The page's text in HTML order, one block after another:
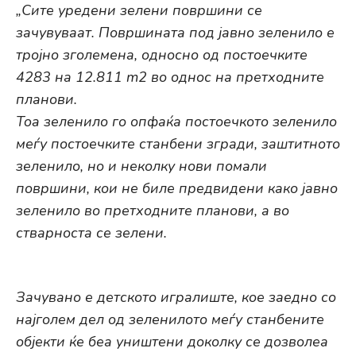
„Сите уредени зелени површини се
зачувуваат. Површината под јавно зеленило е
тројно зголемена, односно од постоечките
4283 на 12.811 m2 во однос на претходните
планови.
Toa зеленило го опфаќа постоечкото зеленило
меѓу постоечките станбени згради, заштитното
зеленило, но и неколку нови помали
површини, кои не биле предвидени како јавно
зеленило во претходните планови, а во
стварноста се зелени.
Зачувано е детското игралиште, кое заедно со
најголем дел од зеленилото меѓу станбените
објекти ќе беа уништени доколку се дозволеа